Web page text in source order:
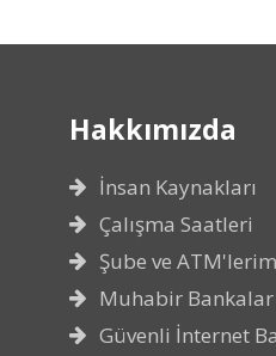
Hakkımızda
İnsan Kaynakları
Çalışma Saatleri
Şube ve
Muhabir Bankalar
Güvenli İnternet